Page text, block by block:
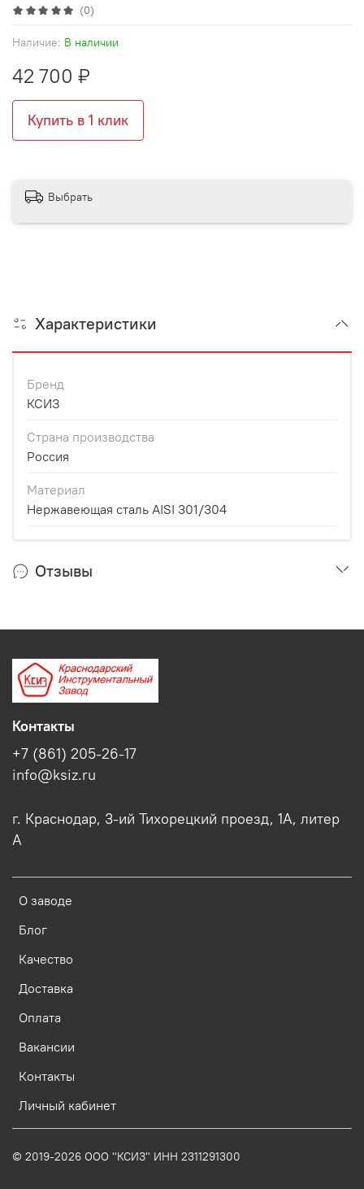
(0)
Наличие: В наличии
42 700 ₽
Купить в 1 клик
Выбрать
Характеристики
Бренд
КСИЗ
Страна производства
Россия
Материал
Нержавеющая сталь AISI 301/304
Отзывы
О заводе
Блог
Качество
Доставка
Оплата
Вакансии
Контакты
Личный кабинет
Контакты
+7 (861) 205-26-17
info@ksiz.ru
г. Краснодар, 3-ий Тихорецкий проезд, 1А, литер
А
© 2019-2026 ООО "КСИЗ" ИНН 2311291300